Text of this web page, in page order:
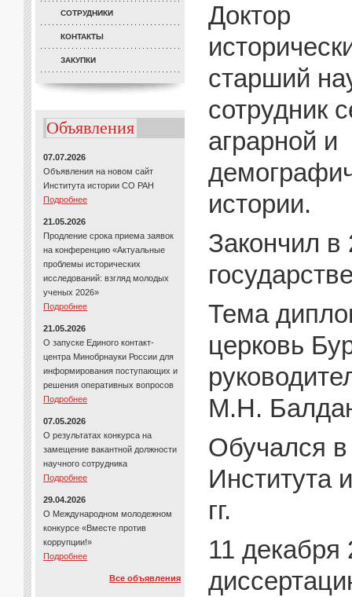
СОТРУДНИКИ
КОНТАКТЫ
ЗАКУПКИ
Объявления
07.07.2026
Объявления на новом сайт
Института истории СО РАН
Подробнее
21.05.2026
Продление срока приема заявок
на конференцию «Актуальные
проблемы исторических
исследований: взгляд молодых
ученых 2026»
Подробнее
21.05.2026
О запуске Единого контакт-
центра Минобрнауки России для
информирования поступающих и
решения оперативных вопросов
Подробнее
07.05.2026
О результатах конкурса на
замещение вакантной должности
научного сотрудника
Подробнее
29.04.2026
О Международном молодежном
конкурсе «Вместе против
коррупции!»
Подробнее
Все объявления
Доктор
старший
сотрудник
аграрной и
истории.
Закончил в
Тема
церковь
М.Н.
Обучался в
Института
гг.
11 декабря